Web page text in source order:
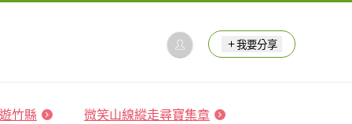
我要分享
竹縣 微笑山線縱走尋寶集章